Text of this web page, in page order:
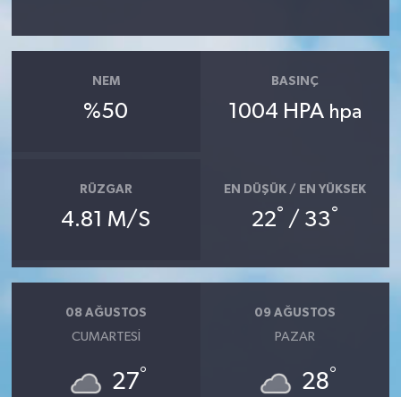
NEM
%50
BASINÇ
1004 HPA hpa
RÜZGAR
4.81 M/S
EN DÜŞÜK / EN YÜKSEK
22° / 33°
08 AĞUSTOS
CUMARTESI
27°
09 AĞUSTOS
PAZAR
28°
YAŞAM